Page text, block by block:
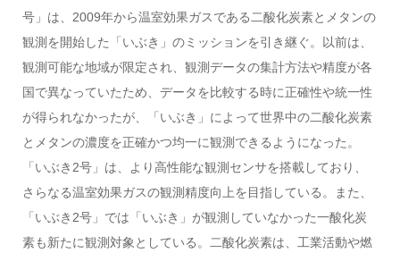
号」は、2009年から温室効果ガスである二酸化炭素とメタンの
観測を開始した「いぶき」のミッションを引き継ぐ。以前は、
観測可能な地域が限定され、観測データの集計方法や精度が各
国で異なっていたため、データを比較する時に正確性や統一性
が得られなかったが、「いぶき」によって世界中の二酸化炭素
とメタンの濃度を正確かつ均一に観測できるようになった。
「いぶき2号」は、より高性能な観測センサを搭載しており、
さらなる温室効果ガスの観測精度向上を目指している。また、
「いぶき2号」では「いぶき」が観測していなかった一酸化炭
素も新たに観測対象としている。二酸化炭素は、工業活動や燃